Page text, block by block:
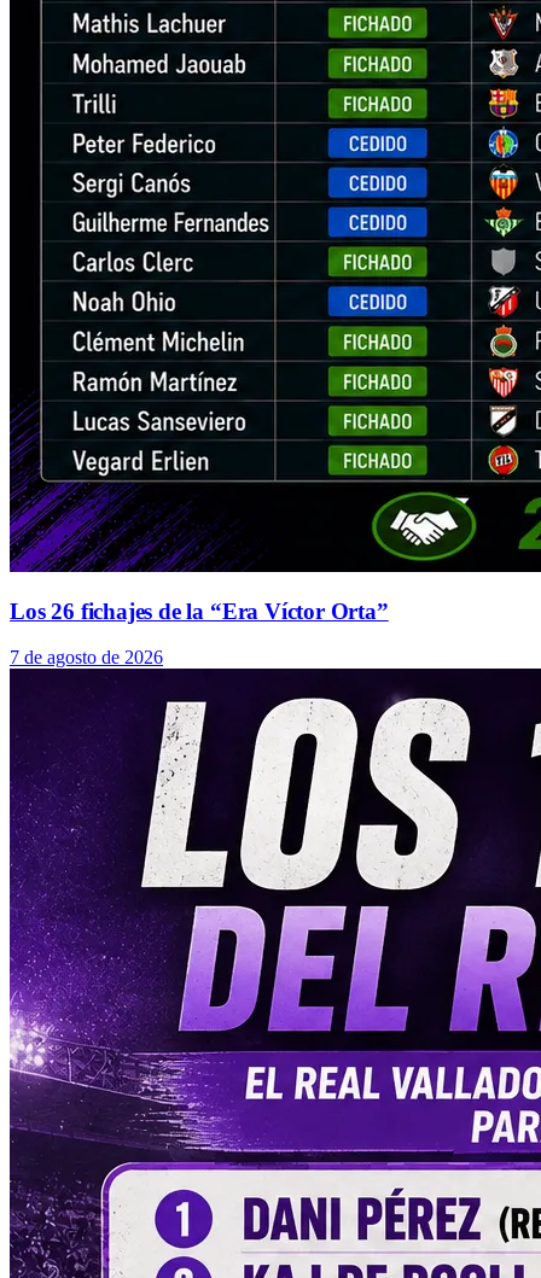
Los 26 fichajes de la “Era Víctor Orta”
7 de agosto de 2026